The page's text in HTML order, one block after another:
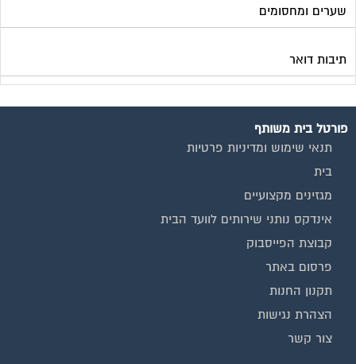
שערים ומחסומים
תיבות דואר
פורטל בית משותף
תנאי שימוש ומדיניות פרטיות
בית
מגזינים מקצועיים
אינדקס נותני שירותים לוועד הבית
קבוצת הפייסבוק
פרסום באתר
תקנון החנות
הצהרת נגישות
צור קשר